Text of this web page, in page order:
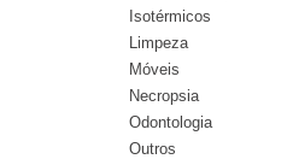
Isotérmicos
Limpeza
Móveis
Necropsia
Odontologia
Outros